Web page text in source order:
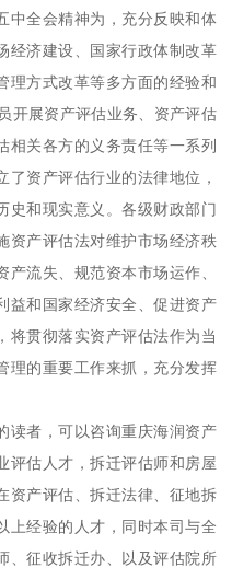
中全会精神为，充分反映和体
经济建设、国家行政体制改革
理方式改革等多方面的经验和
开展资产评估业务、资产评估
相关各方的义务责任等一系列
资产评估行业的法律地位，
史和现实意义。各级财政部门
资产评估法对维护市场经济秩
流失、规范资本市场运作、
益和国家经济安全、促进资产
将贯彻落实资产评估法作为当
理的重要工作来抓，充分发挥
读者，可以咨询重庆海润资产
评估人才，拆迁评估师和房屋
资产评估、拆迁法律、征地拆
上经验的人才，同时本司与全
、征收拆迁办、以及评估院所